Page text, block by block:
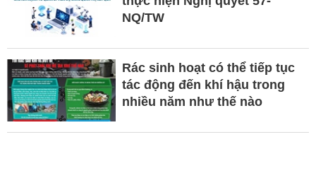
NQ/TW
Rác sinh hoạt có thể tiếp tục
tác động đến khí hậu trong
nhiều năm như thế nào